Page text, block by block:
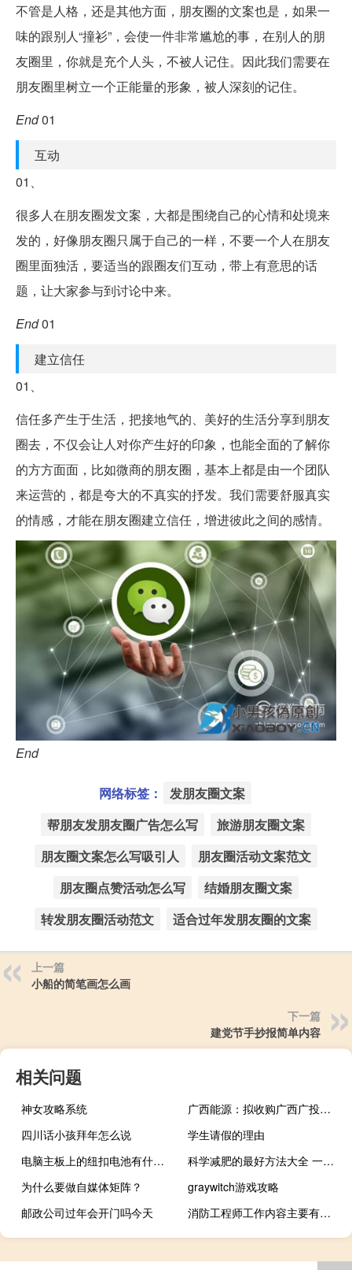
不管是人格，还是其他方面，朋友圈的文案也是，如果一
味的跟别人“撞衫”，会使一件非常尴尬的事，在别人的朋
友圈里，你就是充个人头，不被人记住。因此我们需要在
朋友圈里树立一个正能量的形象，被人深刻的记住。
End01
互动
01、
很多人在朋友圈发文案，大都是围绕自己的心情和处境来
发的，好像朋友圈只属于自己的一样，不要一个人在朋友
圈里面独活，要适当的跟圈友们互动，带上有意思的话
题，让大家参与到讨论中来。
End01
建立信任
01、
信任多产生于生活，把接地气的、美好的生活分享到朋友
圈去，不仅会让人对你产生好的印象，也能全面的了解你
的方方面面，比如微商的朋友圈，基本上都是由一个团队
来运营的，都是夸大的不真实的抒发。我们需要舒服真实
的情感，才能在朋友圈建立信任，增进彼此之间的感情。
End
网络标签：
发朋友圈文案
帮朋友发朋友圈广告怎么写
旅游朋友圈文案
朋友圈文案怎么写吸引人
朋友圈活动文案范文
朋友圈点赞活动怎么写
结婚朋友圈文案
转发朋友圈活动范文
适合过年发朋友圈的文案
上一篇
小船的简笔画怎么画
下一篇
建党节手抄报简单内容
相关问题
神女攻略系统
广西能源：拟收购广西广投海上风电60%股权
四川话小孩拜年怎么说
学生请假的理由
电脑主板上的纽扣电池有什么用
科学减肥的最好方法大全 一周瘦10斤
为什么要做自媒体矩阵？
graywitch游戏攻略
邮政公司过年会开门吗今天
消防工程师工作内容主要有哪些